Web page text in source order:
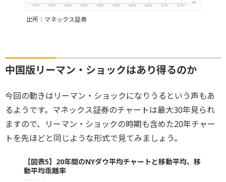
出所：マネックス証券
中国版リーマン・ショックはあり得るのか
今回の動きはリーマン・ショックになりうるという声もあ
るようです。マネックス証券のチャートは最大30年見られ
ますので、リーマン・ショックの時期も含めた20年チャー
トを先ほどと同じような形式で見てみましょう。
【図表5】20年間のNYダウ平均チャートと移動平均、移
動平均乖離率